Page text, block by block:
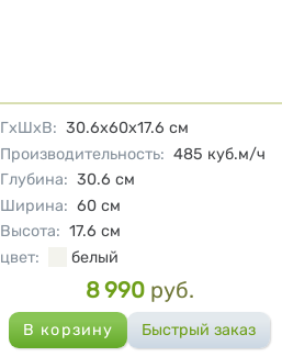
Характеристики
ГхШхВ: 30.6х60х17.6 см
Производительность: 485 куб.м/ч
Глубина: 30.6 см
Ширина: 60 см
Высота: 17.6 см
цвет:
белый
Цена
8 990 руб.